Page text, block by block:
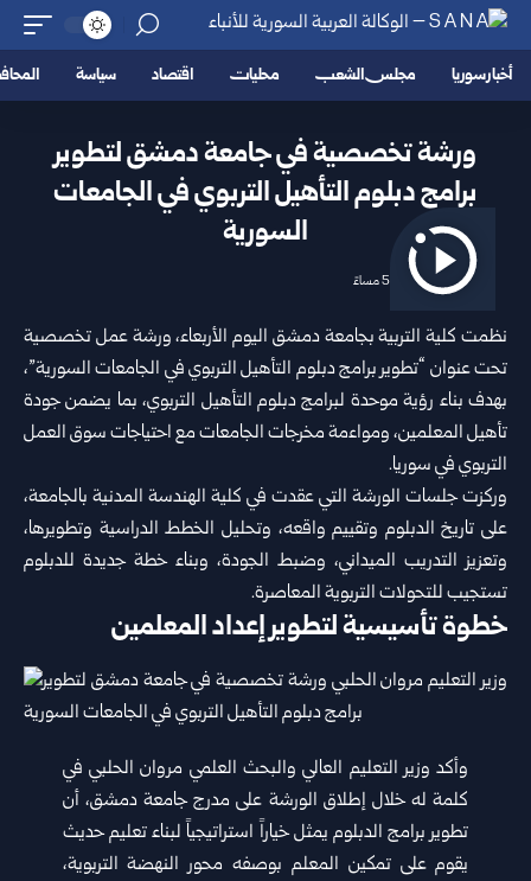
أخبار سوريا مجلس الشعب محليات اقتصاد سياسة
ورشة تخصصية في جامعة دمشق لتطوير
برامج دبلوم التأهيل التربوي في الجامعات
السورية
2026/07/08 5:39 مساءً
نظمت كلية التربية بجامعة دمشق اليوم الأربعاء، ورشة عمل تخصصية
تحت عنوان “تطوير برامج دبلوم التأهيل التربوي في الجامعات السورية”،
بهدف بناء رؤية موحدة لبرامج دبلوم التأهيل التربوي، بما يضمن جودة
تأهيل المعلمين، ومواءمة مخرجات الجامعات مع احتياجات سوق العمل
التربوي فيسوريا.
وركزت جلسات الورشة التي عقدت في كلية الهندسة المدنية بالجامعة،
على تاريخ الدبلوم وتقييم واقعه، وتحليل الخطط الدراسية وتطويرها،
وتعزيز التدريب الميداني، وضبط الجودة، وبناء خطة جديدة للدبلوم
تستجيب للتحولات التربوية المعاصرة.
خطوة تأسيسية لتطوير إعداد المعلمين
وأكد وزير التعليم العالي والبحث العلمي مروان الحلبي في
كلمة له خلال إطلاق الورشة على مدرج جامعة دمشق، أن
تطوير برامج الدبلوم يمثل خياراً استراتيجياً لبناء تعليم حديث
يقوم على تمكين المعلم بوصفه محور النهضة التربوية،